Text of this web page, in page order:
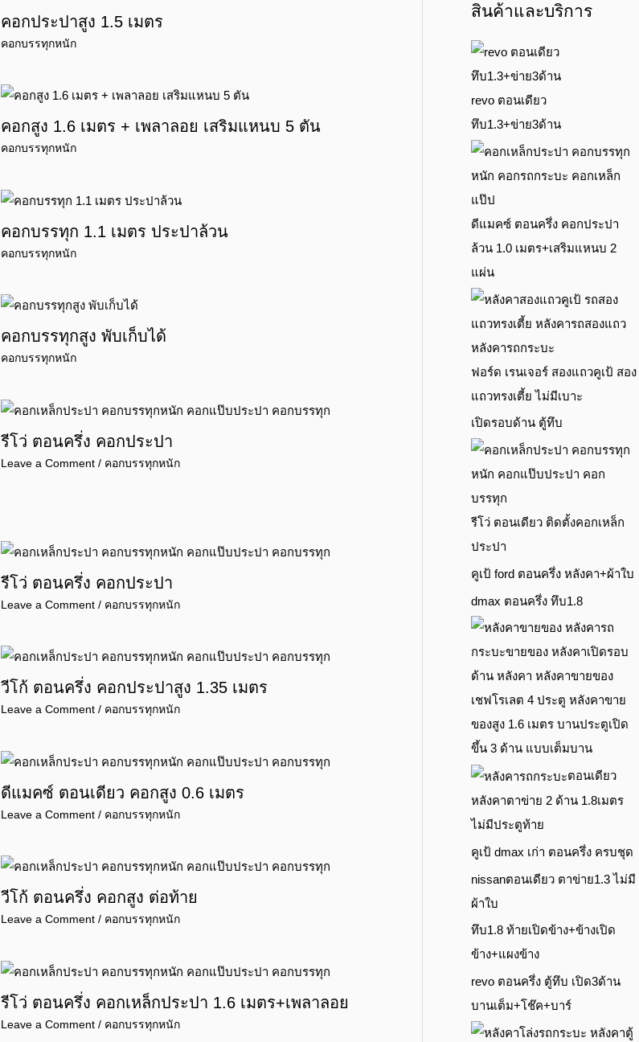
คอกประปาสูง 1.5 เมตร
คอกบรรทุกหนัก
คอกสูง 1.6 เมตร + เพลาลอย เสริมแหนบ 5 ตัน
คอกบรรทุกหนัก
คอกบรรทุก 1.1 เมตร ประปาล้วน
คอกบรรทุกหนัก
คอกบรรทุกสูง พับเก็บได้
คอกบรรทุกหนัก
รีโว่ ตอนครึ่ง คอกประปา
Leave a Comment / คอกบรรทุกหนัก
รีโว่ ตอนครึ่ง คอกประปา
Leave a Comment / คอกบรรทุกหนัก
วีโก้ ตอนครึ่ง คอกประปาสูง 1.35 เมตร
Leave a Comment / คอกบรรทุกหนัก
ดีแมคซ์ ตอนเดียว คอกสูง 0.6 เมตร
Leave a Comment / คอกบรรทุกหนัก
วีโก้ ตอนครึ่ง คอกสูง ต่อท้าย
Leave a Comment / คอกบรรทุกหนัก
รีโว่ ตอนครึ่ง คอกเหล็กประปา 1.6 เมตร+เพลาลอย
Leave a Comment / คอกบรรทุกหนัก
สินค้าและบริการ
revo ตอนเดียว
ทึบ1.3+ข่าย3ด้าน
ดีแมคซ์ ตอนครึ่ง คอกประปา
ล้วน 1.0 เมตร+เสริมแหนบ 2
แผ่น
ฟอร์ด เรนเจอร์ สองแถวคูเป้ สอง
แถวทรงเตี้ย ไม่มีเบาะ
เปิดรอบด้าน ตู้ทึบ
รีโว่ ตอนเดียว ติดตั้งคอกเหล็ก
ประปา
คูเป้ ford ตอนครึ่ง หลังคา+ผ้าใบ
dmax ตอนครึ่ง ทึบ1.8
เชฟโรเลต 4 ประตู หลังคาขาย
ของสูง 1.6 เมตร บานประตูเปิด
ขึ้น 3 ด้าน แบบเต็มบาน
ตอนเดียว
หลังคาตาข่าย 2 ด้าน 1.8เมตร
ไม่มีประตูท้าย
คูเป้ dmax เก่า ตอนครึ่ง ครบชุด
nissanตอนเดียว ตาข่าย1.3 ไม่มี
ผ้าใบ
ทึบ1.8 ท้ายเปิดข้าง+ข้างเปิด
ข้าง+แผงข้าง
revo ตอนครึ่ง ตู้ทึบ เปิด3ด้าน
บานเต็ม+โช๊ค+บาร์